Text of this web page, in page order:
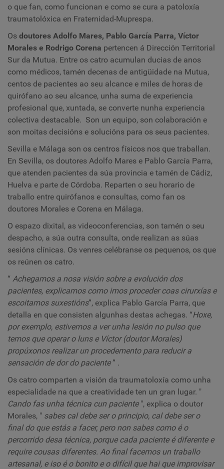
o que fan, como funcionan e como se cura a patoloxía
traumatolóxica en Fraternidad-Muprespa.
Os doutores Adolfo Mares, Pablo García Parra, Víctor
Morales e Rodrigo Corena pertencen á Dirección Territorial
Sur da Mutua. Entre os catro acumulan ducias de anos
como médicos, tamén decenas de antigüidade na Mutua,
centos de pacientes ao seu alcance e miles de horas de
quirófano ao seu alcance, unha suma de experiencia
profesional que, xuntada, se converte nunha experiencia
colectiva destacable. Son un equipo, son colaboración e
son moitas decisións e solucións para os seus pacientes.
Sevilla e Málaga son os centros físicos nos que traballan.
En Sevilla, os doutores Adolfo Mares e Pablo García Parra,
que atenden pacientes da súa provincia e tamén de Cádiz,
Huelva e parte de Córdoba. Reparten o seu horario de
traballo entre quirófanos e consultas, como fan os
doutores Morales e Corena en Málaga.
O espazo dixital, as videoconferencias, son tamén o seu
despacho, a súa outra consulta, onde realizan as súas
sesións clínicas. Os venres celébranse os pequenos, os que
os reúnen os catro.
“ Achegamos a nosa visión sobre a evolución dos
pacientes, explicamos como imos proceder coas cirurxías e
escoitamos suxestións”, explica Pablo García Parra, que
detalla en que consisten algunhas destas achegas. “Hoxe,
por exemplo, estivemos a ver unha lesión no pulso que
temos que operar o luns e Víctor (doutor Morales)
propúxonos realizar un procedemento para reducir a
sensación de dor do paciente” .
Os catro comparten a visión da traumatoloxía como unha
especialidade na que a creatividade ten un gran lugar. "
Cando fas unha técnica cun paciente", explica o doutor
Morales, " sabes cal debe ser o principio, cal debe ser o
final do que estás a facer, pero non sabes como é o
percorrido desa técnica, porque cada paciente é diferente e
require cousas diferentes. Ao final facemos un traballo
artesanal, e iso é o bonito e o difícil que hai que improvisar